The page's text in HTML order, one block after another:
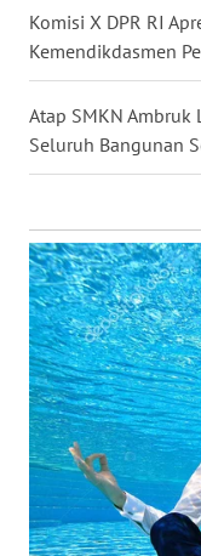
Komisi X DPR RI
Kemendikdasmen
Atap SMKN Ambruk
Seluruh Bangunan
WN
KALTARA
WN
KALSEL
KALTIM
WN
SULSEL
WN
GORONTALO
WN
SULUT